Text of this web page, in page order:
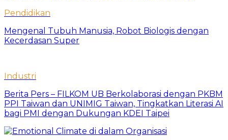
Pendidikan
Mengenal Tubuh Manusia, Robot Biologis dengan
Kecerdasan Super
Industri
Berita Pers – FILKOM UB Berkolaborasi dengan PKBM
PPI Taiwan dan UNIMIG Taiwan, Tingkatkan Literasi AI
bagi PMI dengan Dukungan KDEI Taipei